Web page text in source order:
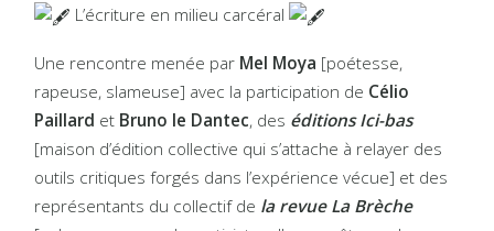
L’écriture en milieu carcéral
Une rencontre menée par Mel Moya [poétesse,
rapeuse, slameuse] avec la participation de Célio
Paillard et Bruno le Dantec, des éditions Ici-bas
[maison d’édition collective qui s’attache à relayer des
outils critiques forgés dans l’expérience vécue] et des
représentants du collectif de la revue La Brèche